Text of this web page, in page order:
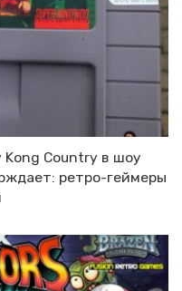
Kong Country в шоу
ретро-геймеры